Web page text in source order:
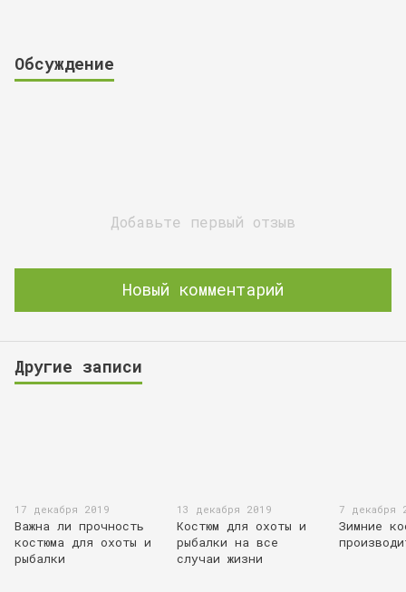
Обсуждение
Добавьте первый отзыв
Новый комментарий
Другие записи
17 декабря 2019
Важна ли прочность
костюма для охоты и
рыбалки
13 декабря 2019
Костюм для охоты и
рыбалки на все
случаи жизни
7 декабря
Зимние